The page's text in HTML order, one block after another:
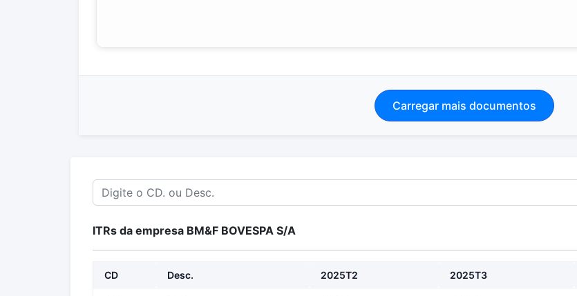
Carregar mais documentos
ITRs da empresa BM&F BOVESPA S/A
CD Desc. 2025T2 2025T3